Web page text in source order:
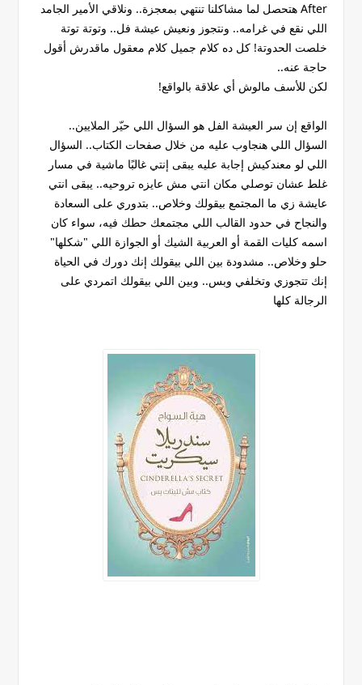
After هتحصل لما مشاكلنا تنتهي بمعجزة.. ونلاقي الأمير الجامد
اللي نقع في غرامه.. ونتجوز ونعيش عيشة فل.. وتوتة توتة
خلصت الحدوتة! كل ده كلام جميل كلام معقول ماقدرش أقول
حاجة عنه..
لكن للأسف مالوش أي علاقة بالواقع!
الواقع إن سر العيشة الفل هو السؤال اللي حيّر الملايين..
السؤال اللي هنجاوب عليه من خلال صفحات الكتاب.. السؤال
اللي لو معندكيش إجابة عليه يبقى إنتي غالبًا ماشية في مسار
غلط عشان توصلي مكان انتي مش عايزه تروحيه.. يبقى انتي
عايشة زي ما المجتمع بيقولك وخلاص.. بتدوري على السعادة
والنجاح في حدود القالب اللي مجتمعك حطك فيه، سواء كان
اسمه كليات القمة أو العربية الشيك أو الجوازة اللي "شكلها"
حلو وخلاص.. مشدودة بين اللي بيقولك إنك دورك في الحياة
إنك تتجوزي وتخلفي وبس.. وبين اللي بيقولك اتمردي على
الرجالة كلها